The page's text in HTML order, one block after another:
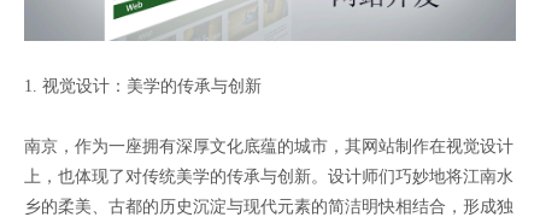
1. 视觉设计：美学的传承与创新
南京，作为一座拥有深厚文化底蕴的城市，其网站制作在视觉设计
上，也体现了对传统美学的传承与创新。设计师们巧妙地将江南水
乡的柔美、古都的历史沉淀与现代元素的简洁明快相结合，形成独